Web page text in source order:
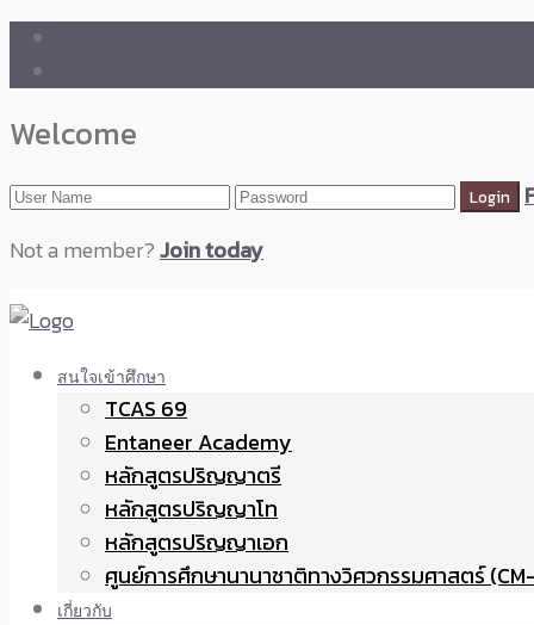
Welcome
Not a member?Join today
สนใจเข้าศึกษา
TCAS 69
Entaneer Academy
หลักสูตรปริญญาตรี
หลักสูตรปริญญาโท
หลักสูตรปริญญาเอก
ศูนย์การศึกษานานาชาติทางวิศวกรรมศาสตร์
เกี่ยวกับ